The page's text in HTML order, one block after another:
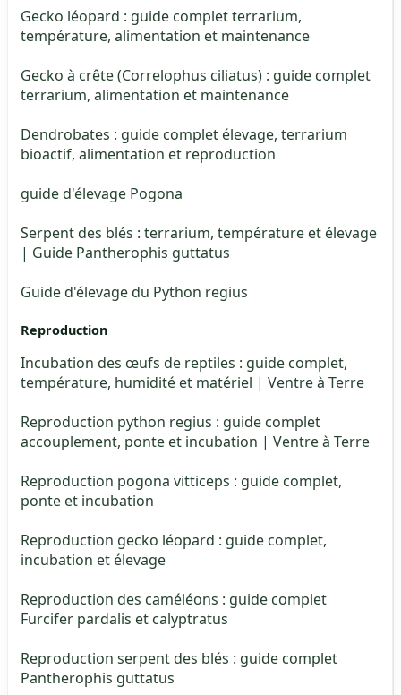
Gecko léopard : guide complet terrarium,
température, alimentation et maintenance
Gecko à crête (Correlophus ciliatus) : guide complet
terrarium, alimentation et maintenance
Dendrobates : guide complet élevage, terrarium
bioactif, alimentation et reproduction
guide d'élevage Pogona
Serpent des blés : terrarium, température et élevage
| Guide Pantherophis guttatus
Guide d'élevage du Python regius
Reproduction
Incubation des œufs de reptiles : guide complet,
température, humidité et matériel | Ventre à Terre
Reproduction python regius : guide complet
accouplement, ponte et incubation | Ventre à Terre
Reproduction pogona vitticeps : guide complet,
ponte et incubation
Reproduction gecko léopard : guide complet,
incubation et élevage
Reproduction des caméléons : guide complet
Furcifer pardalis et calyptratus
Reproduction serpent des blés : guide complet
Pantherophis guttatus